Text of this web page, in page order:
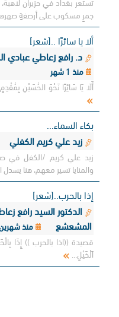
جمرٍ مسكوب على أرصفةٍ صهرها
ألا يا سائرًا ..[شعر]
د. رافع زعاطي عبادي
منذ 1 شهر
أَلَا يَا سَائِرًا نَحْوَ الحُسَيْنِ
بكاء السماء...
زيد علي كريم الكفلي
زيد علي كريم /الكفل في
والمنايا تسير معهم، هنا
إذا بالحرب..[شعر]
الدكتور السيد رافع
المشعشع
منذ
قصيدة ((اذا بالحرب )) إِذَا
اَلْخَيْلِ...